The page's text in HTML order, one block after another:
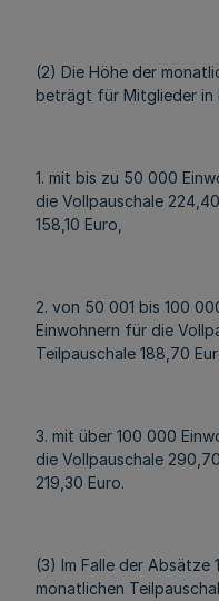
(2) Die Höhe der
beträgt für Mitglieder in
1. mit bis zu 50 000
die Vollpauschale
158,10 Euro,
2. von 50 001 bis 100
Einwohnern für die
Teilpauschale 188,70
3. mit über 100 000
die Vollpauschale
219,30 Euro.
(3) Im Falle der Absätze
monatlichen